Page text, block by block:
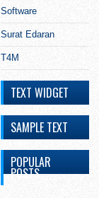
Software
Surat Edaran
T4M
TEXT WIDGET
SAMPLE TEXT
POPULAR
POSTS